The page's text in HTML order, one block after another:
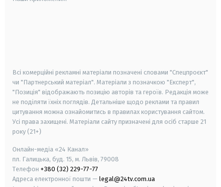
Всі комерційні рекламні матеріали позначені словами "Спецпроєкт"
чи "Партнерський матеріал". Матеріали з позначкою "Експерт",
"Позиція" відображають позицію авторів та героїв. Редакція може
не поділяти їхніх поглядів. Детальніше щодо реклами та правил
цитування можна ознайомитись в правилах користування сайтом.
Усі права захищені. Матеріали сайту призначені для осіб старше 21
року (21+)
Онлайн-медіа «24 Канал»
пл. Галицька, буд. 15, м. Львів, 79008
Телефон +380 (32) 229-77-77
Адреса електронної пошти — legal@24tv.com.ua